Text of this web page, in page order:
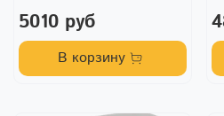
5010 руб
В корзину